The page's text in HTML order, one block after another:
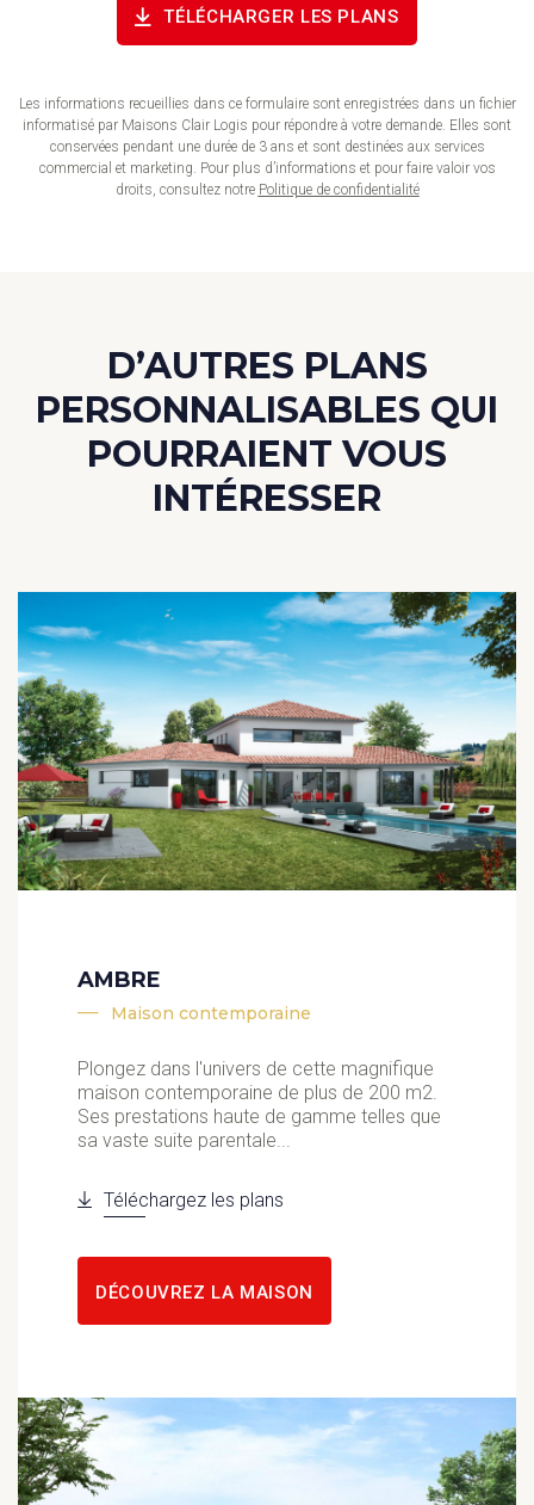
Les informations recueillies dans ce formulaire sont enregistrées dans un fichier
informatisé par Maisons Clair Logis pour répondre à votre demande. Elles sont
conservées pendant une durée de 3 ans et sont destinées aux services
commercial et marketing. Pour plus d’informations et pour faire valoir vos
droits, consultez notre Politique de confidentialité
D’AUTRES PLANS
PERSONNALISABLES QUI
POURRAIENT VOUS
INTÉRESSER
AMBRE
Maison contemporaine
Plongez dans l'univers de cette magnifique
maison contemporaine de plus de 200 m2.
Ses prestations haute de gamme telles que
sa vaste suite parentale...
Téléchargez les plans
DÉCOUVREZ LA MAISON